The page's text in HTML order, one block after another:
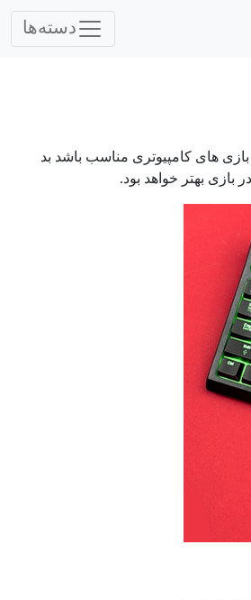
دسته‌ها
های کامپیوتری مناسب باشد بد
بازی بهتر خواهد بود.